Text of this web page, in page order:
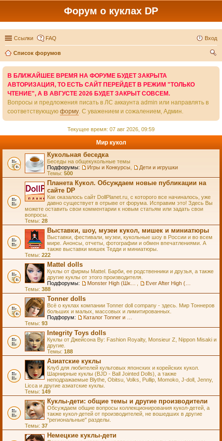
Форум о куклах DP
Ссылки FAQ Вход
Список форумов
В БЛИЖАЙШЕЕ ВРЕМЯ НА ФОРУМЕ БУДЕТ ЗАКРЫТА
АВТОРИЗАЦИЯ, ТО ЕСТЬ САЙТ ПЕРЕЙДЕТ В РЕЖИМ "ТОЛЬКО
ЧТЕНИЕ", А В АВГУСТЕ 2026 БУДЕТ ЗАКРЫТ СОВСЕМ.
Вопросы и предложения писать в ЛС аккаунта admin или направлять в
соответствующую форму. С уважением и сожалением, Админ.
Текущее время: 07 авг 2026, 09:59
Мир кукол
Кукольная беседка
Беседы на общекукольные темы
Подфорумы:
Игры и Конкурсы
Дети и игрушки
Темы: 500
Планета Кукол. Обсуждаем новые публикации на
сайте DP
Как оказалось сайт DollPlanet.ru, с которого все начиналось, уже
давно существует в отрыве от форума. Исправим это! Здесь Вы
можете оставить свои комментарии к новым статьям или задать свои
вопросы.
Темы: 28
Выставки, шоу, музеи кукол, мишек и миниатюры
Выставки, фестивали, музеи, кукольные шоу в России и во всем
мире. Анонсы, отчеты, фотографии и обмен впечатлениями. А
также выставки мишек Тедди и миниатюры.
Темы: 222
Mattel dolls
Куклы от фирмы Mattel. Барби, ее родственники и друзья, а также
другие куклы от этого производителя.
Подфорумы:
Темы: 388
Tonner dolls
Всё о куклах компании Tonner doll company - здесь. Мир Тоннеров
больших и малых, массовых и лимитированных.
Подфорум:
Темы: 93
Integrity Toys dolls
Куклы от Джейсона Ву: Fashion Royalty, Monsieur Z, Nippon Misaki и
другие.
Темы: 188
Азиатские куклы
Клуб для любителей культовых японских и корейских кукол.
Шарнирные куклы (BJD - Ball Jointed Dolls), а также
неподражаемые Blythe, Obitsu, Volks, Pullip, Momoko, J-doll, Jenny,
Licca и другие азиатские куклы.
Темы: 149
Куклы-дети: общие темы и другие производители
Обсуждаем общие вопросы коллекционирования кукол-детей, а
также кукол-детей от производителей, не вошедших в другие
"региональные" разделы.
Темы: 37
Немецкие куклы-дети